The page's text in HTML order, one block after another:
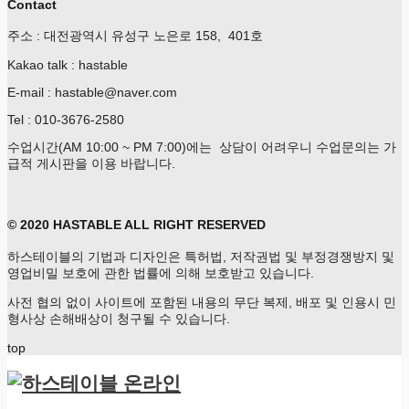
Contact
주소 : 대전광역시 유성구 노은로 158, 401호
Kakao talk : hastable
E-mail : hastable@naver.com
Tel : 010-3676-2580
수업시간(AM 10:00 ~ PM 7:00)에는 상담이 어려우니 수업문의는 가
급적 게시판을 이용 바랍니다.
© 2020 HASTABLE ALL RIGHT RESERVED
하스테이블의 기법과 디자인은 특허법, 저작권법 및 부정경쟁방지 및
영업비밀 보호에 관한 법률에 의해 보호받고 있습니다.
사전 협의 없이 사이트에 포함된 내용의 무단 복제, 배포 및 인용시 민
형사상 손해배상이 청구될 수 있습니다.
top